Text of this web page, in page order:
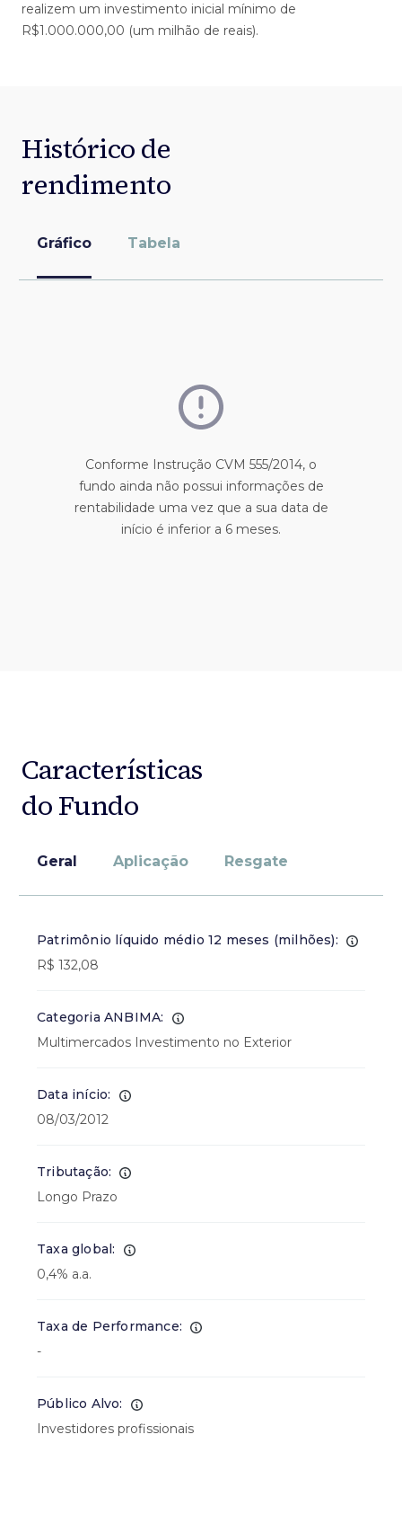
realizem um investimento inicial mínimo de
R$1.000.000,00 (um milhão de reais).
Histórico de
rendimento
Gráfico Tabela
Conforme Instrução CVM 555/2014, o
fundo ainda não possui informações de
rentabilidade uma vez que a sua data de
início é inferior a 6 meses.
Características
do Fundo
Geral Aplicação Resgate
Patrimônio líquido médio 12 meses (milhões):
R$ 132,08
Categoria ANBIMA:
Multimercados Investimento no Exterior
Data início:
08/03/2012
Tributação:
Longo Prazo
Taxa global:
0,4% a.a.
Taxa de Performance:
-
Público Alvo:
Investidores profissionais